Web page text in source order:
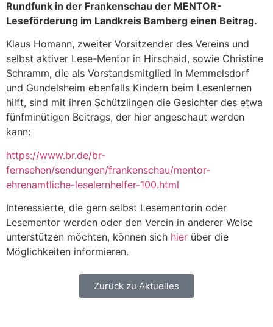
Rundfunk in der Frankenschau der MENTOR-
Leseförderung im Landkreis Bamberg einen Beitrag.
Klaus Homann, zweiter Vorsitzender des Vereins und
selbst aktiver Lese-Mentor in Hirschaid, sowie Christine
Schramm, die als Vorstandsmitglied in Memmelsdorf
und Gundelsheim ebenfalls Kindern beim Lesenlernen
hilft, sind mit ihren Schützlingen die Gesichter des etwa
fünfminütigen Beitrags, der hier angeschaut werden
kann:
https://www.br.de/br-
fernsehen/sendungen/frankenschau/mentor-
ehrenamtliche-leselernhelfer-100.html
Interessierte, die gern selbst Lesementorin oder
Lesementor werden oder den Verein in anderer Weise
unterstützen möchten, können sich hier über die
Möglichkeiten informieren.
Zurück zu Aktuelles